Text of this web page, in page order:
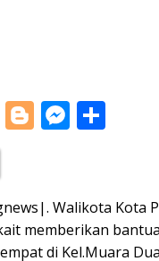
C
o
Bl
g
er
M
e
n
e
Walikota Kota
memberikan
di Kel.Muara